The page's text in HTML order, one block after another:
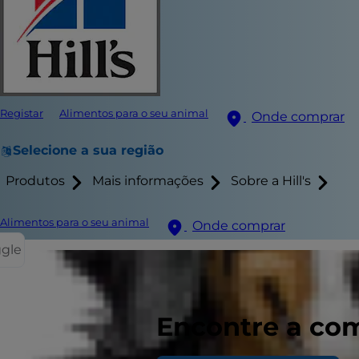
Registar Alimentos para o seu animal Onde comprar
Selecione a sua região
Produtos Mais informações Sobre a Hill's
Alimentos para o seu animal
Onde comprar
Encontre a
Os gatos
imagina.